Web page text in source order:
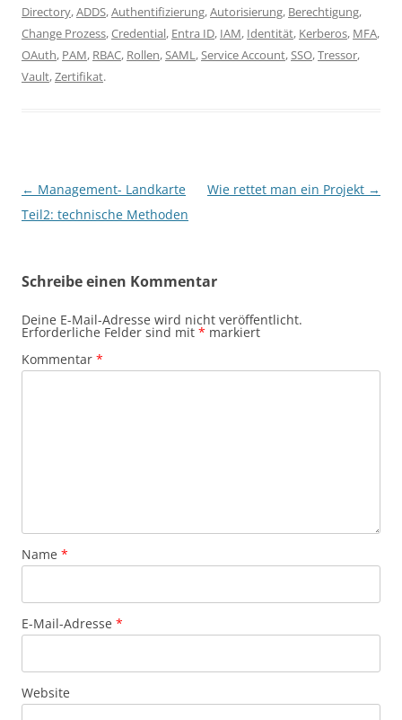
Directory,ADDS,Authentifizierung,Autorisierung, Berechtigung,
Change Prozess,Credential, Entra ID, IAM, Identität, Kerberos, MFA,
OAuth, PAM, RBAC, Rollen,SAML,Service Account,SSO,Tressor,
Vault,Zertifikat.
Beitragsnavigation
← Management- Landkarte
Teil2: technische Methoden
Wie rettet man ein Projekt →
Schreibe einen Kommentar
Deine E-Mail-Adresse wird nicht veröffentlicht.
Erforderliche Felder sind mit * markiert
Kommentar *
Name *
E-Mail-Adresse *
Website